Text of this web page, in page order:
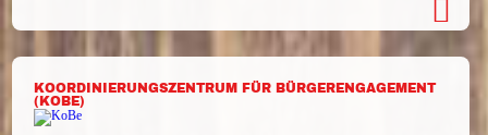
KOORDINIERUNGSZENTRUM FÜR BÜRGERENGAGEMENT
(KOBE)